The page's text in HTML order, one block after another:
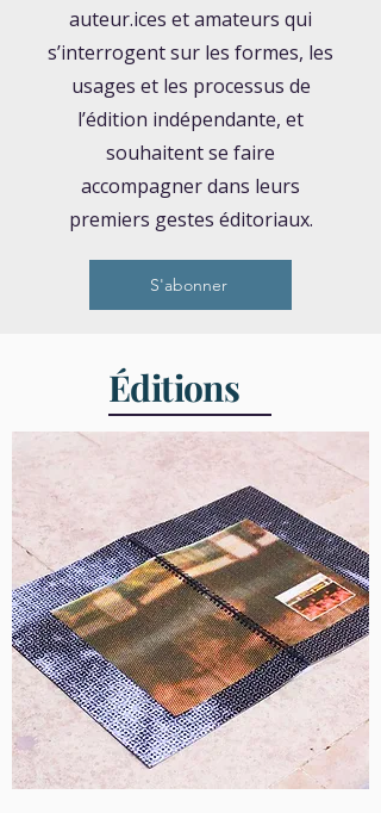
auteur.ices et amateurs qui
s’interrogent sur les formes, les
usages et les processus de
l’édition indépendante, et
souhaitent se faire
accompagner dans leurs
premiers gestes éditoriaux.
S'abonner
Éditions